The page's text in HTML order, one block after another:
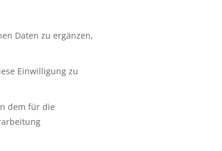
Daten zu ergänzen,
Einwilligung zu
dem für die